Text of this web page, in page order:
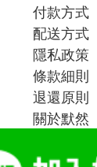
付款方式
配送方式
隱私政策
條款細則
退還原則
關於默然